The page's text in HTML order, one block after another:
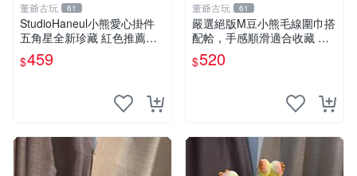
董爺古玩 61
StudioHaneul小熊愛心掛件
五角星全新珍藏 紅色推薦收
藏 玩具掛飾 掛件 新品
$459
董爺古玩 61
嚴選絕版M豆小熊毛線圍巾搭
配帢，手感順滑適合收藏 絕
版M豆小熊、圍巾、毛線帢
經典好搭
$520